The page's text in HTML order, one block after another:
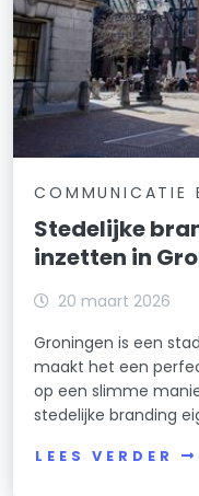
COMMUNICATIE
Stedelijke
inzetten in
20 maart 2026
Groningen is een
maakt het een
op een slimme
stedelijke branding
LEES VERDER